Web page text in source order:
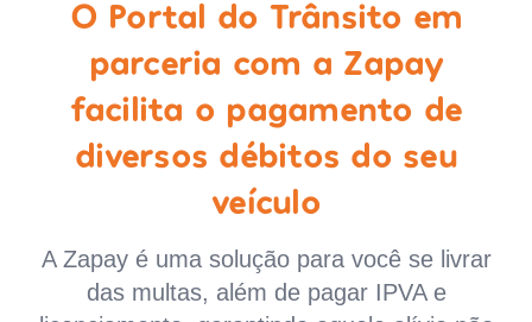
O Portal do Trânsito em
parceria com a Zapay
facilita o pagamento de
diversos débitos do seu
veículo
A Zapay é uma solução para você se livrar
das multas, além de pagar IPVA e